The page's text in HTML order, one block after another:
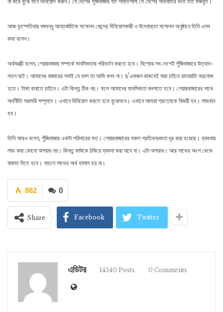
আজ বৃহস্পতিবার বঙ্গবন্ধু আন্তর্জাতিক সম্মেলন কেন্দ্রে বিনিয়োগকারী ও উদ্যোক্তা সম্মেলন অনুষ্ঠানে তিনি এসব
কথা বলেন।
অর্থমন্ত্রী বলেন, শেয়ারবাজার সম্পর্কে মানসিকতার পরিবর্তন করতে হবে। বিশ্বের সব দেশেই পুঁজিবাজারে উত্থান-
পতন ঘটে। আমাদের বাজারের সবাই যে ভাল তা আমি বলব না। দু’একজন থাকবেই যারা চাইবে রাতারাতি বড়লোক
হতে। টাকা বানাতে চাইবে। এটা কিন্তু ঠিক নয়। ফলে আমাদের মানসিকতা বদলাতে হবে। শেয়ারবাজারের সাথে
অর্থনীতি সরাসরি সম্পৃক্ত। এখানে বিনিয়োগ করতে হবে বুঝেশুনে। এখানে আমরা প্রত্যেকে বিজয়ী হব। লাভবান
হব।
তিনি আরও বলেন, পুঁজিবাজার একটা পরিবারের মত। শেয়ারবাজারের সকল প্রতিবন্ধকতা দূর করা হয়েছে। ব্যবসায়
লাভ করা কোনো অপরাধ নয়। কিন্তু কাউকে ঠকিয়ে ব্যবসা করা যাবে না। এটা অপরাধ। আর লাভের অংশ থেকে
যাকাত দিতে হবে। নাহলে লাভের অর্থ হালাল হয় না।
0
862
Share Facebook Twitter
এডিটর 14540 Posts 0 Comments